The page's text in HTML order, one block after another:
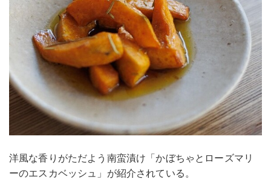
洋風な香りがただよう南蛮漬け「かぼちゃとローズマリ
ーのエスカベッシュ」が紹介されている。